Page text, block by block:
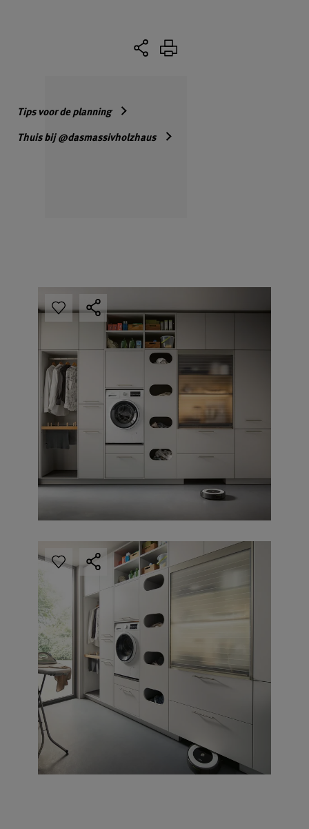
Tips voor de planning
Thuis bij @dasmassivholzhaus